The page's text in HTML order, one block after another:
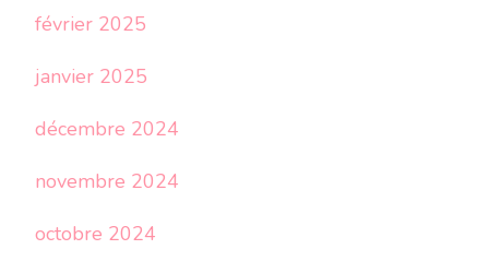
février 2025
janvier 2025
décembre 2024
novembre 2024
octobre 2024